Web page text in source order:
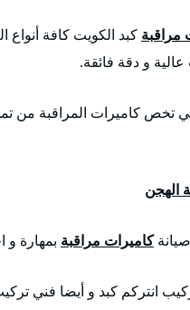
مراقبة كبد الكويت كافة أنواع
و دقة فائقة.
تخص كاميرات المراقبة من
الهجن
كاميرات مراقبة بمهارة و
انتركم كبد و أيضا فني